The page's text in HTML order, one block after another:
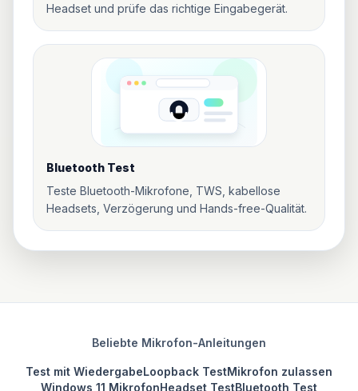
Headset und prüfe das richtige Eingabegerät.
Bluetooth Test
Teste Bluetooth-Mikrofone, TWS, kabellose
Headsets, Verzögerung und Hands-free-Qualität.
Beliebte Mikrofon-Anleitungen
Test mit WiedergabeLoopback TestMikrofon zulassen
Windows 11 MikrofonHeadset TestBluetooth Test